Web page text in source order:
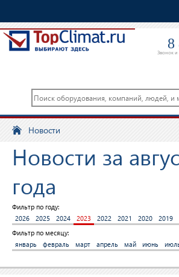
8
Звонок
Новости
Новости за
года
Фильтр по году:
2026
2025 2024 2023 2022 2021 2020 2019
Фильтр по месяцу:
январь
февраль март апрель май июнь